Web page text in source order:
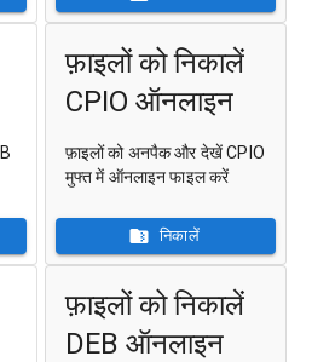
फ़ाइलों को निकालें
CPIO ऑनलाइन
फ़ाइलों को अनपैक और देखें CPIO
मुफ्त में ऑनलाइन फाइल करें
निकालें
फ़ाइलों को निकालें
DEB ऑनलाइन